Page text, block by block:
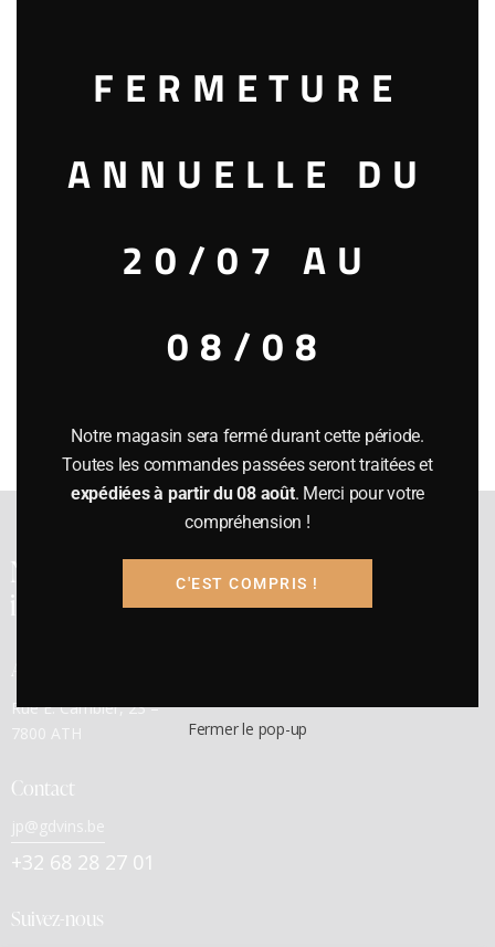
ch. L’Eglise-Clinet 1992 Pomerol
3 en stock
Ajouter au panier
VINS ROUGES (France)
vieux millésimes
Notre cave a été
inaugurée en 1991
Adresse
Rue E. Cambier, 23 –
7800 ATH
Contact
jp@gdvins.be
+32 68 28 27 01
Suivez-nous
FERMETURE
ANNUELLE DU
20/07 AU
08/08
Notre magasin sera fermé durant cette période.
Toutes les commandes passées seront traitées et
expédiées à partir du 08 août. Merci pour votre
compréhension !
C'EST COMPRIS !
Fermer le pop-up